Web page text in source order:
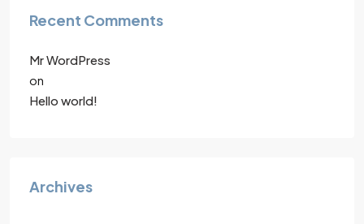
Recent Comments
Mr WordPress
on
Hello world!
Archives